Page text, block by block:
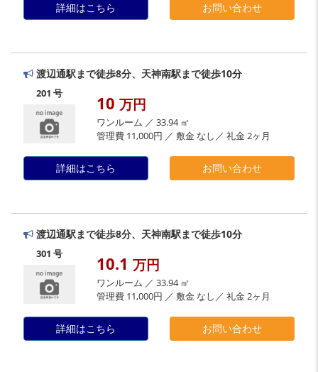
詳細はこちら お問い合わせ
渡辺通駅まで徒歩8分、天神南駅まで徒歩10分
201 号 10 万円
ワンルーム ／ 33.94 ㎡
管理費 11,000円 ／ 敷金 なし／ 礼金 2ヶ月
詳細はこちら お問い合わせ
渡辺通駅まで徒歩8分、天神南駅まで徒歩10分
301 号 10.1 万円
ワンルーム ／ 33.94 ㎡
管理費 11,000円 ／ 敷金 なし／ 礼金 2ヶ月
詳細はこちら お問い合わせ